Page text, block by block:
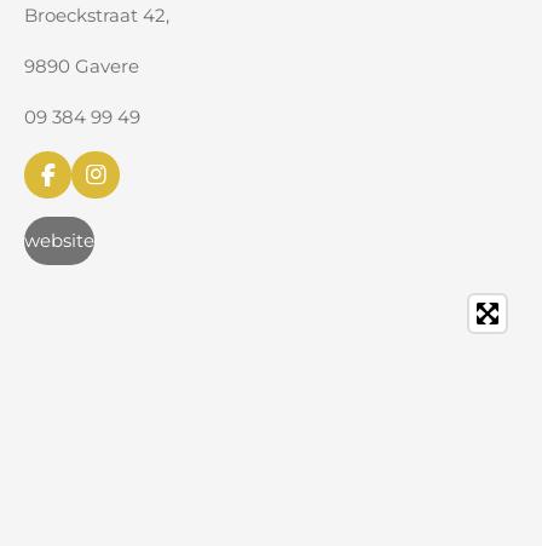
Broeckstraat 42,
9890 Gavere
09 384 99 49
F
a
e
b
I
n
t
website